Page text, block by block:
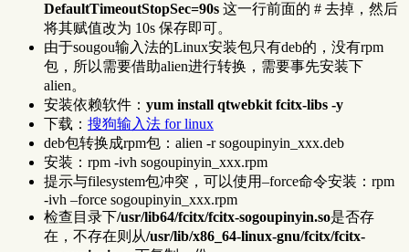
DefaultTimeoutStopSec=90s 这一行前面的 # 去掉，然后
将其赋值改为 10s 保存即可。
由于sougou输入法的Linux安装包只有deb的，没有rpm
包，所以需要借助alien进行转换，需要事先安装下
alien。
安装依赖软件： yum install qtwebkit fcitx-libs -y
下载： 搜狗输入法 for linux
deb包转换成rpm包：alien -r sogoupinyin_xxx.deb
安装：rpm -ivh sogoupinyin_xxx.rpm
提示与filesystem包冲突，可以使用–force命令安装：rpm
-ivh –force sogoupinyin_xxx.rpm
检查目录下/usr/lib64/fcitx/fcitx-sogoupinyin.so是否存
在，不存在则从/usr/lib/x86_64-linux-gnu/fcitx/fcitx-